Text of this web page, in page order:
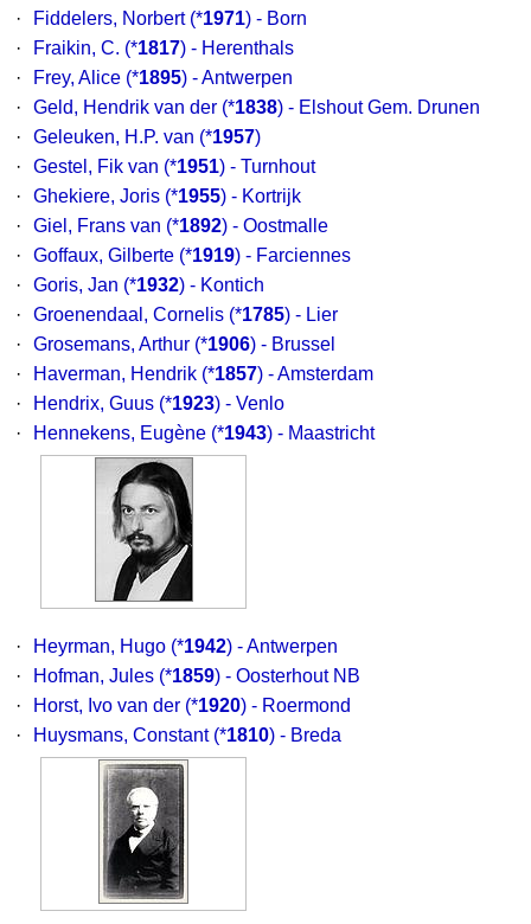
·
Fiddelers, Norbert (*1971) - Born
·
Fraikin, C. (*1817) - Herenthals
·
Frey, Alice (*1895) - Antwerpen
·
Geld, Hendrik van der (*1838) - Elshout Gem. Drunen
·
Geleuken, H.P. van (*1957)
·
Gestel, Fik van (*1951) - Turnhout
·
Ghekiere, Joris (*1955) - Kortrijk
·
Giel, Frans van (*1892) - Oostmalle
·
Goffaux, Gilberte (*1919) - Farciennes
·
Goris, Jan (*1932) - Kontich
·
Groenendaal, Cornelis (*1785) - Lier
·
Grosemans, Arthur (*1906) - Brussel
·
Haverman, Hendrik (*1857) - Amsterdam
·
Hendrix, Guus (*1923) - Venlo
·
Hennekens, Eugène (*1943) - Maastricht
· Heyrman, Hugo (*1942) - Antwerpen
·
Hofman, Jules (*1859) - Oosterhout NB
·
Horst, Ivo van der (*1920) - Roermond
·
Huysmans, Constant (*1810) - Breda